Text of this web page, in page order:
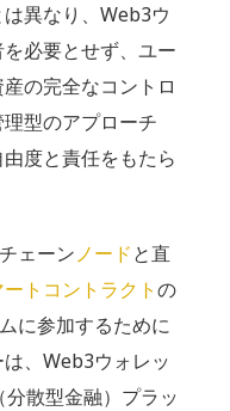
異なり、Web3ウ
必要とせず、ユー
の完全なコントロ
型のアプローチ
度と責任をもたら
ェーンノードと直
トコントラクトの
に参加するために
、Web3ウォレッ
（分散型金融）プラッ